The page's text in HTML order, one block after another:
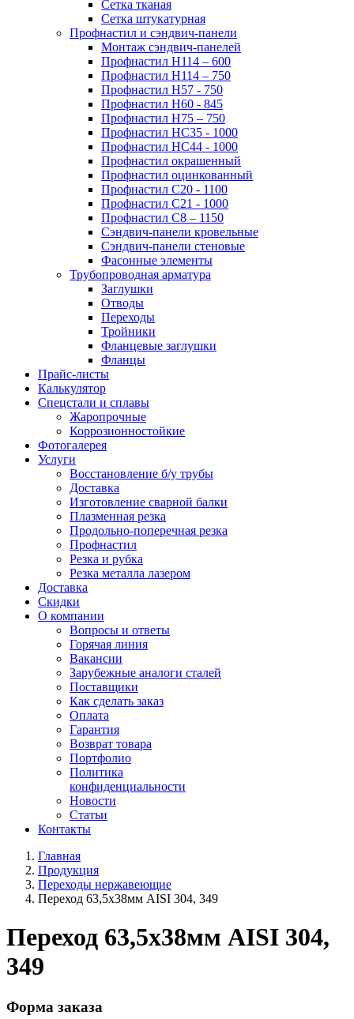
Сетка тканая
Сетка штукатурная
Профнастил и сэндвич-панели
Монтаж сэндвич-панелей
Профнастил Н114 – 600
Профнастил Н114 – 750
Профнастил Н57 - 750
Профнастил Н60 - 845
Профнастил Н75 – 750
Профнастил НС35 - 1000
Профнастил НС44 - 1000
Профнастил окрашенный
Профнастил оцинкованный
Профнастил С20 - 1100
Профнастил С21 - 1000
Профнастил С8 – 1150
Сэндвич-панели кровельные
Сэндвич-панели стеновые
Фасонные элементы
Трубопроводная арматура
Заглушки
Отводы
Переходы
Тройники
Фланцевые заглушки
Фланцы
Прайс-листы
Калькулятор
Спецстали и сплавы
Жаропрочные
Коррозионностойкие
Фотогалерея
Услуги
Восстановление б/у трубы
Доставка
Изготовление сварной балки
Плазменная резка
Продольно-поперечная резка
Профнастил
Резка и рубка
Резка металла лазером
Доставка
Скидки
О компании
Вопросы и ответы
Горячая линия
Вакансии
Зарубежные аналоги сталей
Поставщики
Как сделать заказ
Оплата
Гарантия
Возврат товара
Портфолио
Политика
конфиденциальности
Новости
Статьи
Контакты
Главная
Продукция
Переходы нержавеющие
Переход 63,5х38мм AISI 304, 349
Переход 63,5х38мм AISI 304,
349
Форма заказа